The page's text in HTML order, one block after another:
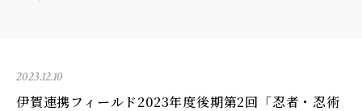
2023.12.10
伊賀連携フィールド2023年度後期第2回「忍者・忍術